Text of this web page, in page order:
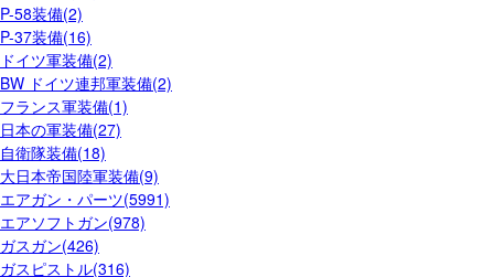
P-58装備(2)
P-37装備(16)
ドイツ軍装備(2)
BW ドイツ連邦軍装備(2)
フランス軍装備(1)
日本の軍装備(27)
自衛隊装備(18)
大日本帝国陸軍装備(9)
エアガン・パーツ(5991)
エアソフトガン(978)
ガスガン(426)
ガスピストル(316)